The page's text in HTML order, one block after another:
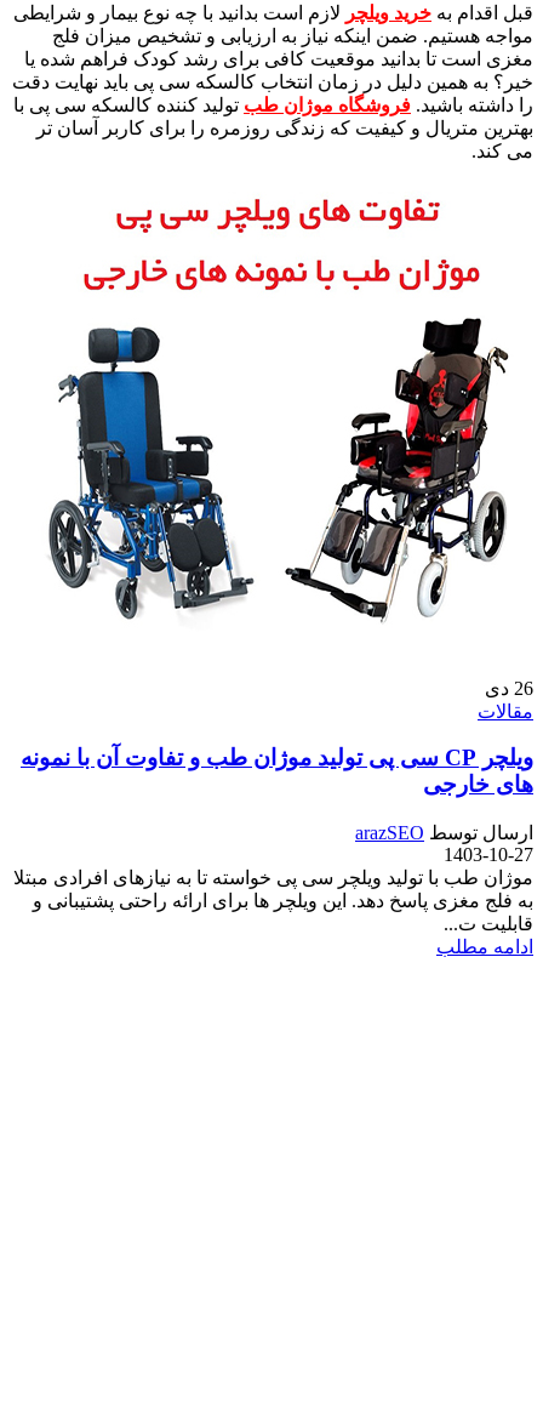
قبل اقدام به خرید ویلچر لازم است بدانید با چه نوع بیمار و شرایطی
مواجه هستیم. ضمن اینکه نیاز به ارزیابی و تشخیص میزان فلج
مغزی است تا بدانید موقعیت کافی برای رشد کودک فراهم شده یا
خیر؟ به همین دلیل در زمان انتخاب کالسکه سی پی باید نهایت دقت
را داشته باشید. فروشگاه موژان طب تولید کننده کالسکه سی پی با
بهترین متریال و کیفیت که زندگی روزمره را برای کاربر آسان تر
می کند.
26 دی
مقالات
ویلچر CP سی پی تولید موژان طب و تفاوت آن با نمونه
های خارجی
ارسال توسط arazSEO
1403-10-27
موژان طب با تولید ویلچر سی پی خواسته تا به نیازهای افرادی مبتلا
به فلج مغزی پاسخ دهد. این ویلچر ها برای ارائه راحتی پشتیبانی و
قابلیت ت...
ادامه مطلب